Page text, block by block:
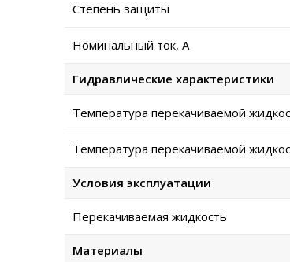
Степень защиты
Номинальный ток, А
Гидравлические характеристики
Температура перекачиваемой
Температура перекачиваемой
Условия эксплуатации
Перекачиваемая жидкость
Материалы